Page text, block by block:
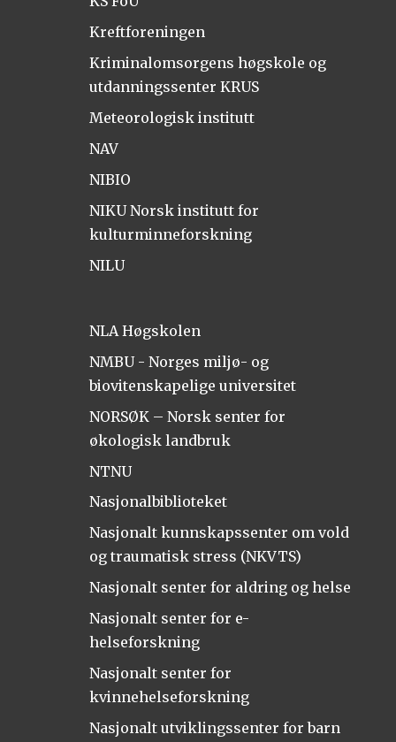
Kreftforeningen
Kriminalomsorgens høgskole og
utdanningssenter KRUS
Meteorologisk institutt
NAV
NIBIO
NIKU Norsk institutt for
kulturminneforskning
NILU
NLA Høgskolen
NMBU - Norges miljø- og
biovitenskapelige universitet
NORSØK – Norsk senter for
økologisk landbruk
NTNU
Nasjonalbiblioteket
Nasjonalt kunnskapssenter om vold
og traumatisk stress (NKVTS)
Nasjonalt senter for aldring og helse
Nasjonalt senter for e-
helseforskning
Nasjonalt senter for
kvinnehelseforskning
Nasjonalt utviklingssenter for barn